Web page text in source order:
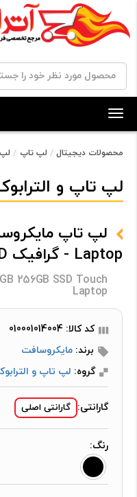
Toggle
navigation
محصولات دیجیتال لپ تاپ
لپ تاپ و
Laptop - گرافیک HD اینتل
256GB SSD Touch
Laptop
کد کالا: 010001014004
برند: مایکروسافت
گروه: لپ تاپ و
گارانتی: گارانتی اصلی
رنگ: